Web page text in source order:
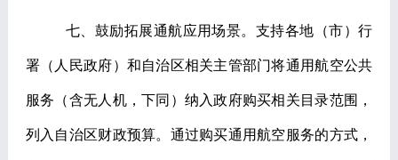
七、鼓励拓展通航应用场景。 支持各地（市）行
署（人民政府）和自治区相关主管部门将通用航空公共
服务（含无人机，下同）纳入政府购买相关目录范围，
列入自治区财政预算。通过购买通用航空服务的方式，